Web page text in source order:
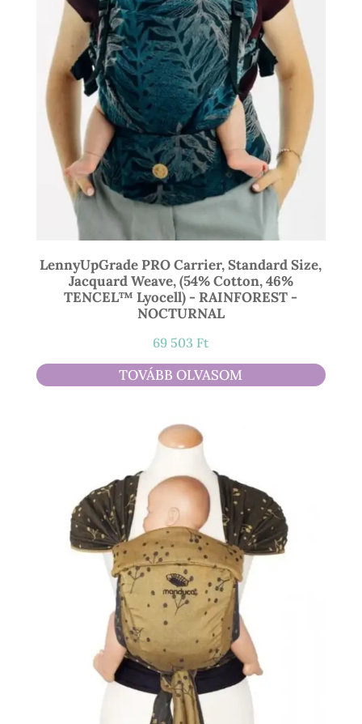
LennyUpGrade PRO Carrier, Standard Size,
Jacquard Weave, (54% Cotton, 46%
TENCEL™ Lyocell) - RAINFOREST -
NOCTURNAL
69 503 Ft
TOVÁBB OLVASOM